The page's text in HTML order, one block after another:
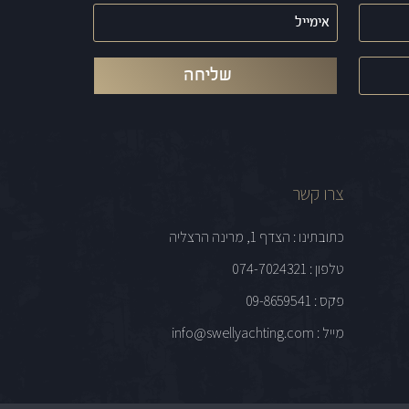
אימייל
(חובה)
צרו קשר
כתובתינו : הצדף 1, מרינה הרצליה
טלפון : 074-7024321
פקס : 09-8659541
מייל : info@swellyachting.com